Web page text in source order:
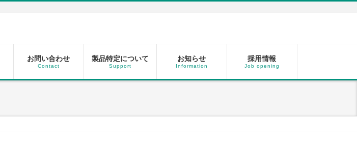
お問い合わせ
Contact
製品特定について
Support
お知らせ
Information
採用情報
Job opening